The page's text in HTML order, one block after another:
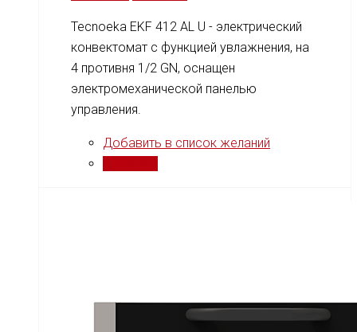
Tecnoeka EKF 412 AL U - электрический
конвектомат с функцией увлажнения, на
4 противня 1/2 GN, оснащен
электромеханической панелью
управления.
Добавить в список желаний